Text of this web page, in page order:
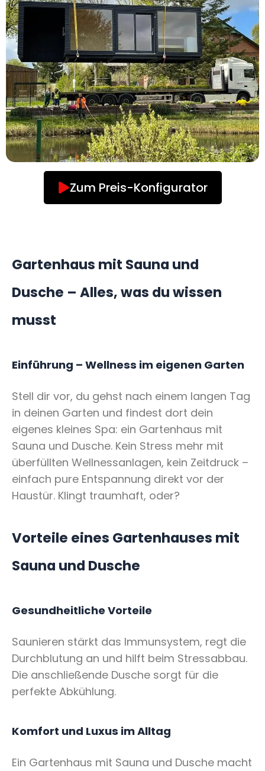
Zum Preis-Konfigurator
Gartenhaus mit Sauna und
Dusche – Alles, was du wissen
musst
Einführung – Wellness im eigenen Garten
Stell dir vor, du gehst nach einem langen Tag
in deinen Garten und findest dort dein
eigenes kleines Spa: ein Gartenhaus mit
Sauna und Dusche. Kein Stress mehr mit
überfüllten Wellnessanlagen, kein Zeitdruck –
einfach pure Entspannung direkt vor der
Haustür. Klingt traumhaft, oder?
Vorteile eines Gartenhauses mit
Sauna und Dusche
Gesundheitliche Vorteile
Saunieren stärkt das Immunsystem, regt die
Durchblutung an und hilft beim Stressabbau.
Die anschließende Dusche sorgt für die
perfekte Abkühlung.
Komfort und Luxus im Alltag
Ein Gartenhaus mit Sauna und Dusche macht